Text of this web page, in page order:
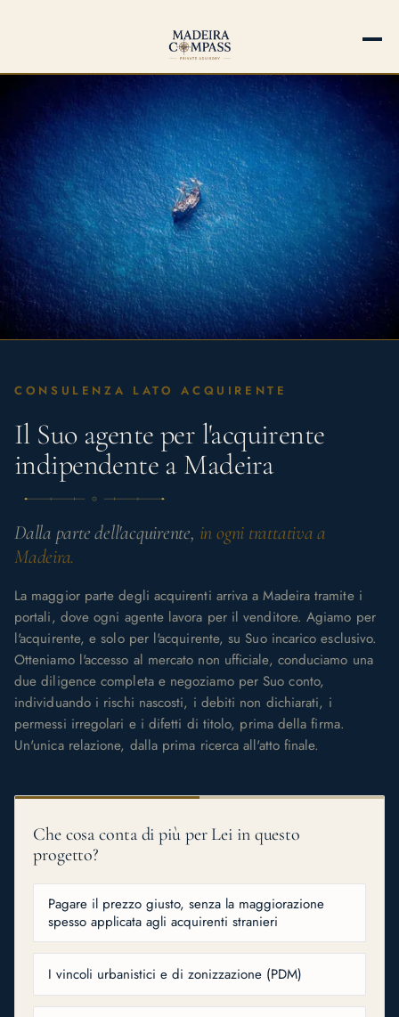
CONSULENZA LATO ACQUIRENTE
Il Suo agente per l'acquirente
indipendente a Madeira
Dalla parte dell'acquirente, in ogni trattativa a
Madeira.
La maggior parte degli acquirenti arriva a Madeira tramite i
portali, dove ogni agente lavora per il venditore. Agiamo per
l'acquirente, e solo per l'acquirente, su Suo incarico esclusivo.
Otteniamo l'accesso al mercato non ufficiale, conduciamo una
due diligence completa e negoziamo per Suo conto,
individuando i rischi nascosti, i debiti non dichiarati, i
permessi irregolari e i difetti di titolo, prima della firma.
Un'unica relazione, dalla prima ricerca all'atto finale.
Che cosa conta di più per Lei in questo
progetto?
Pagare il prezzo giusto, senza la maggiorazione
spesso applicata agli acquirenti stranieri
I vincoli urbanistici e di zonizzazione (PDM)